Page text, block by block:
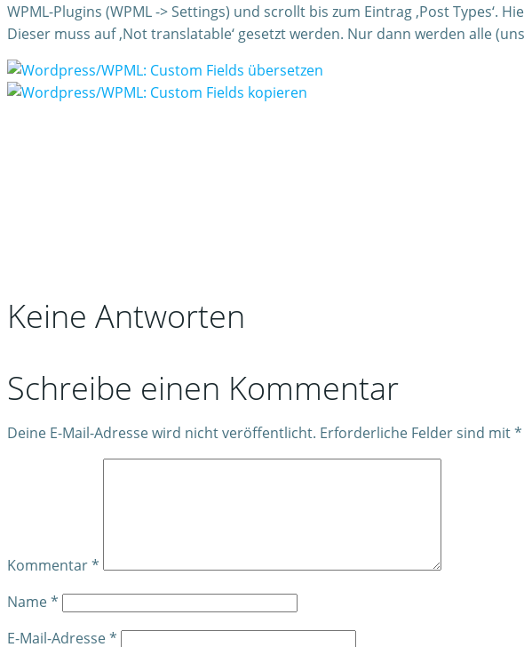
WPML-Plugins (WPML -> Settings) und scrollt bis zum Eintrag ‚Post Types‘.
Dieser muss auf ‚Not translatable‘ gesetzt werden. Nur dann werden alle
Keine Antworten
Schreibe einen Kommentar
Deine E-Mail-Adresse wird nicht veröffentlicht. Erforderliche Felder sind mit*
Kommentar*
Name*
E-Mail-Adresse*